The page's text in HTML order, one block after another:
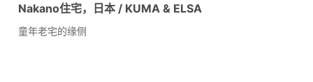
Nakano住宅，日本 / KUMA & ELSA
童年老宅的缘侧